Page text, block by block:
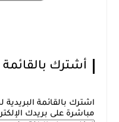
أشترك بالقائمة
اشترك بالقائمة
مباشرة على بريدك